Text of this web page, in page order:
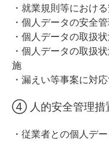
・就業規則等におけ
・個人データの安全
・個人データの取扱
・個人データの取扱
施
・漏えい等事案に対
④ 人的安全管理措
・従業者との個人デ